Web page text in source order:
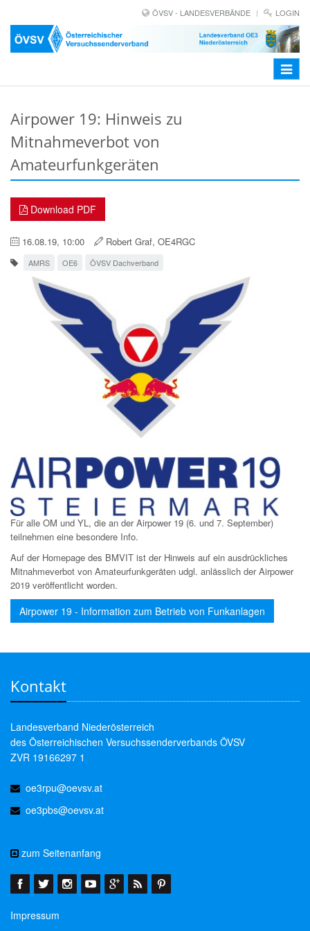
ÖVSV - LANDESVERBÄNDE LOGIN
Toggle
Airpower 19: Hinweis zu
Mitnahmeverbot von
Amateurfunkgeräten
Download PDF
16.08.19, 10:00 Robert Graf, OE4RGC
AMRS OE6 ÖVSV Dachverband
Für alle OM und YL, die an der Airpower 19 (6. und 7. September)
teilnehmen eine besondere Info.
Auf der Homepage des BMVIT ist der Hinweis auf ein ausdrückliches
Mitnahmeverbot von Amateurfunkgeräten udgl. anlässlich der Airpower
2019 veröffentlicht worden.
Airpower 19 - Information zum Betrieb von Funkanlagen
Kontakt
Landesverband Niederösterreich
des Österreichischen Versuchssenderverbands ÖVSV
ZVR 19166297 1
oe3rpu@oevsv.at
oe3pbs@oevsv.at
zum Seitenanfang
Impressum